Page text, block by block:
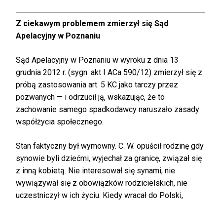
Z ciekawym problemem zmierzył się Sąd
Apelacyjny w Poznaniu
Sąd Apelacyjny w Poznaniu w wyroku z dnia 13
grudnia 2012 r. (sygn. akt I ACa 590/12) zmierzył się z
próbą zastosowania art. 5 KC jako tarczy przez
pozwanych — i odrzucił ją, wskazując, że to
zachowanie samego spadkodawcy naruszało zasady
współżycia społecznego.
Stan faktyczny był wymowny. C. W. opuścił rodzinę gdy
synowie byli dziećmi, wyjechał za granicę, związał się
z inną kobietą. Nie interesował się synami, nie
wywiązywał się z obowiązków rodzicielskich, nie
uczestniczył w ich życiu. Kiedy wracał do Polski,